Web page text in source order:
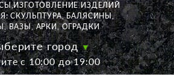
ИЗДЕЛИЙ
СКУЛЬПТУРА, БАЛЯСИНЫ,
ВАЗЫ, АРКИ, ОГРАДКИ
город
с 10:00 до 19:00